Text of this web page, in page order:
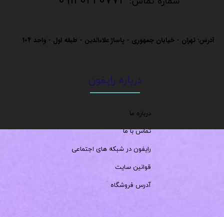
آدرس: تهران - خیابان جمهوری - پاساژ علاءالدین - طبقه اول - واحد 104
درباره رایفون
درباره ما
تماس با ما
رایفون در شبکه های اجتماعی
قوانین سایت
آدرس فروشگاه